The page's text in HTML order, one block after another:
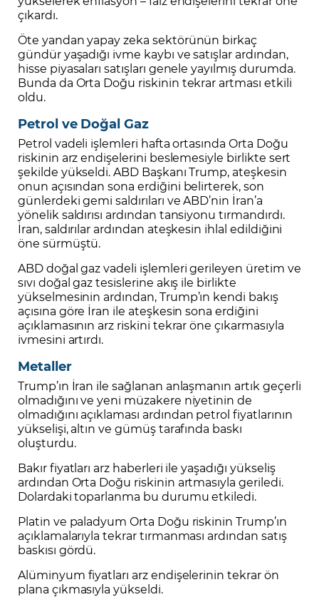
çıkardı.
Öte yandan yapay zeka sektörünün birkaç
gündür yaşadığı ivme kaybı ve satışlar ardından,
hisse piyasaları satışları genele yayılmış durumda.
Bunda da Orta Doğu riskinin tekrar artması etkili
oldu.
Petrol ve Doğal Gaz
Petrol vadeli işlemleri hafta ortasında Orta Doğu
riskinin arz endişelerini beslemesiyle birlikte sert
şekilde yükseldi. ABD Başkanı Trump, ateşkesin
onun açısından sona erdiğini belirterek, son
günlerdeki gemi saldırıları ve ABD’nin İran’a
yönelik saldırısı ardından tansiyonu tırmandırdı.
İran, saldırılar ardından ateşkesin ihlal edildiğini
öne sürmüştü.
ABD doğal gaz vadeli işlemleri gerileyen üretim ve
sıvı doğal gaz tesislerine akış ile birlikte
yükselmesinin ardından, Trump’ın kendi bakış
açısına göre İran ile ateşkesin sona erdiğini
açıklamasının arz riskini tekrar öne çıkarmasıyla
ivmesini artırdı.
Metaller
Trump’ın İran ile sağlanan anlaşmanın artık geçerli
olmadığını ve yeni müzakere niyetinin de
olmadığını açıklaması ardından petrol fiyatlarının
yükselişi, altın ve gümüş tarafında baskı
oluşturdu.
Bakır fiyatları arz haberleri ile yaşadığı yükseliş
ardından Orta Doğu riskinin artmasıyla geriledi.
Dolardaki toparlanma bu durumu etkiledi.
Platin ve paladyum Orta Doğu riskinin Trump’ın
açıklamalarıyla tekrar tırmanması ardından satış
baskısı gördü.
Alüminyum fiyatları arz endişelerinin tekrar ön
plana çıkmasıyla yükseldi.